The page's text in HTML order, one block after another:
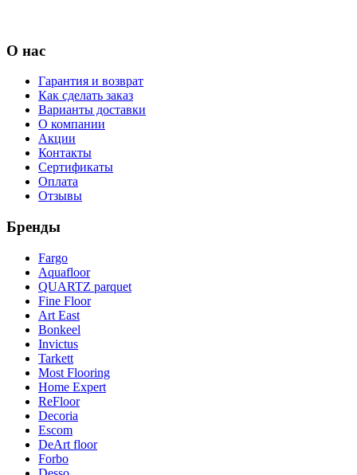
О нас
Гарантия и возврат
Как сделать заказ
Варианты доставки
О компании
Акции
Контакты
Сертификаты
Оплата
Отзывы
Бренды
Fargo
Aquafloor
QUARTZ parquet
Fine Floor
Art East
Bonkeel
Invictus
Tarkett
Most Flooring
Home Expert
ReFloor
Decoria
Escom
DeArt floor
Forbo